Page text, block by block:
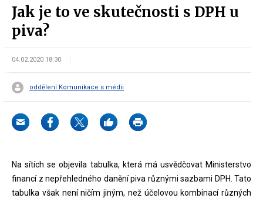
Jak je to ve skutečnosti s DPH u
piva?
04.02.2020 18:30
oddělení Komunikace s médii
Na sítích se objevila tabulka, která má usvědčovat Ministerstvo
financí z nepřehledného danění piva různými sazbami DPH. Tato
tabulka však není ničím jiným, než účelovou kombinací různých